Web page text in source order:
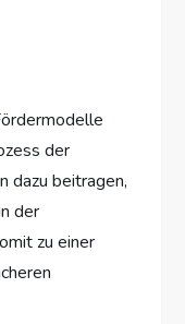
der
dazu beitragen,
der
zu einer